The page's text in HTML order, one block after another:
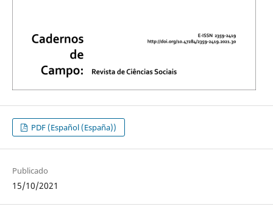
PDF (Español (España))
Publicado
15/10/2021